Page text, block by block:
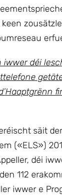
iwwer déi
säit
(«ELS»)
déi
112
iwwer e